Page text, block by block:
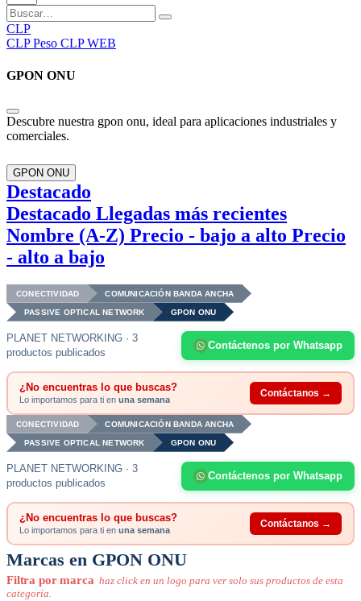
CLP
CLP Peso CLP WEB
GPON ONU
Descubre nuestra gpon onu, ideal para aplicaciones industriales y
comerciales.
GPON ONU
Destacado
Destacado Llegadas más recientes
Nombre (A-Z) Precio - bajo a alto Precio
- alto a bajo
CONECTIVIDAD COMUNICACIÓN BANDA ANCHA
PASSIVE OPTICAL NETWORK GPON ONU
PLANET NETWORKING · 3
productos publicados
Contáctenos por Whatsapp
¿No encuentras lo que buscas?
Lo importamos para ti en una semana
Contáctanos →
CONECTIVIDAD COMUNICACIÓN BANDA ANCHA
PASSIVE OPTICAL NETWORK GPON ONU
PLANET NETWORKING · 3
productos publicados
Contáctenos por Whatsapp
¿No encuentras lo que buscas?
Lo importamos para ti en una semana
Contáctanos →
Marcas en GPON ONU
Filtra por marca haz click en un logo para ver solo sus productos de esta
categoria.